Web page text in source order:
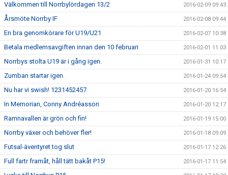
Välkommen till Norrbylördagen 13/2 2016-02-09 09:43
Årsmöte Norrby IF 2016-02-08 09:44
En bra genomkörare för U19/U21 2016-02-07 10:38
Betala medlemsavgiften innan den 10 februari 2016-02-01 11:03
Norrbys stolta U19 är i gång igen. 2016-01-31 10:17
Zumban startar igen. 2016-01-24 09:54
Nu har vi swish! 1231452457 2016-01-20 16:54
In Memorian, Conny Andréasson 2016-01-20 12:17
Ramnavallen är grön och fin! 2016-01-19 15:00
Norrby växer och behöver fler! 2016-01-18 09:09
Futsal-äventyret tog slut 2016-01-17 12:26
Full fartr framåt, håll tätt bakåt P15! 2016-01-17 11:54